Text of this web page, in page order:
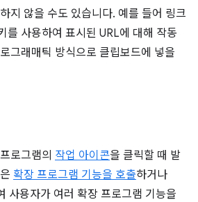
지 않을 수도 있습니다. 예를 들어 링크
를 사용하여 표시된 URL에 대해 작동
그래매틱 방식으로 클립보드에 넣을
로그램의 작업 아이콘을 클릭할 때 발
확장 프로그램 기능을 호출하거나
사용자가 여러 확장 프로그램 기능을